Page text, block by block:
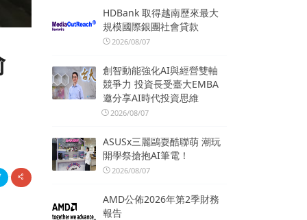
HDBank 取得越南歷來最大
規模國際銀團社會貸款
2026/08/07
創智動能強化AI與經營雙軸
競爭力 投資長受臺大EMBA
邀分享AI時代投資思維
2026/08/07
ASUSx三麗鷗耍酷聯萌 潮玩
開學祭搶抱AI筆電！
2026/08/07
AMD公佈2026年第2季財務
報告